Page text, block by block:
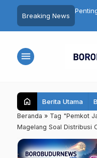
Breaking News
ke-81 RI
dan
menu
home Berita Utama
Beranda » Tag "Pemkot
Magelang Soal Distribusi